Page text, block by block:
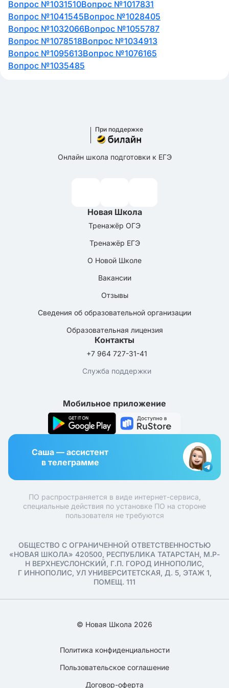
Вопрос №1031510Вопрос №1017831
Вопрос №1041545Вопрос №1028405
Вопрос №1032066Вопрос №1055787
Вопрос №1078518Вопрос №1034913
Вопрос №1095613Вопрос №1076165
Вопрос №1035485
При поддержке
Онлайн школа подготовки к ЕГЭ
Новая Школа
Тренажёр ОГЭ
Тренажёр ЕГЭ
О Новой Школе
Вакансии
Отзывы
Сведения об образовательной организации
Образовательная лицензия
Контакты
+7 964 727-31-41
Служба поддержки
Мобильное приложение
Саша — ассистент
в телеграмме
ПО распространяется в виде интернет-сервиса,
специальные действия по установке ПО на стороне
пользователя не требуются
ОБЩЕСТВО С ОГРАНИЧЕННОЙ ОТВЕТСТВЕННОСТЬЮ
«НОВАЯ ШКОЛА» 420500, РЕСПУБЛИКА ТАТАРСТАН, М.Р-
Н ВЕРХНЕУСЛОНСКИЙ, Г.П. ГОРОД ИННОПОЛИС,
Г ИННОПОЛИС, УЛ УНИВЕРСИТЕТСКАЯ, Д. 5, ЭТАЖ 1,
ПОМЕЩ. 111
© Новая Школа 2026
Политика конфиденциальности
Пользовательское соглашение
Договор-оферта